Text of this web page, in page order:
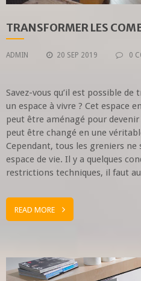
TRANSFORMER LES
ADMIN 20 SEP 2019 0
Savez-vous qu’il est possible
un espace à vivre ? Cet espace
peut être aménagé pour
peut être changé en une
Cependant, tous les greniers ne
espace de vie. Il y a quelques
restrictions techniques, il faut
READ MORE